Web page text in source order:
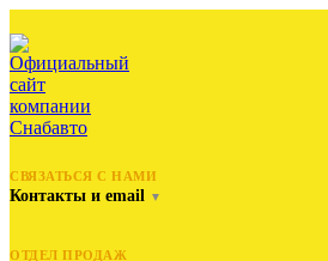
СВЯЗАТЬСЯ С НАМИ
Контакты и email ▼
ОТДЕЛ ПРОДАЖ